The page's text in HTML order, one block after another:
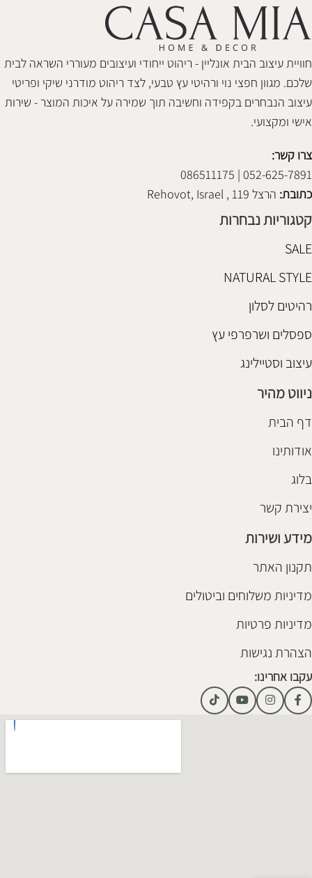
חוויית עיצוב הבית אונליין - ריהוט ייחודי ועיצובים מעוררי השראה לבית
שלכם. מגוון חפצי נוי ורהיטי עץ טבעי, לצד ריהוט מודרני שיקי ופריטי
עיצוב הנבחרים בקפידה וחשיבה תוך שמירה על איכות המוצר - שירות
אישי ומקצועי.
צרו קשר:
052-625-7891 | 086511175
כתובת: הרצל 119 , Rehovot, Israel
קטגוריות נבחרות
SALE
NATURAL STYLE
רהיטים לסלון
ספסלים ושרפרפי עץ
עיצוב וסטיילינג
ניווט מהיר
דף הבית
אודותינו
בלוג
יצירת קשר
מידע ושירות
תקנון האתר
מדיניות משלוחים וביטולים
מדיניות פרטיות
הצהרת נגישות
עקבו אחרינו: